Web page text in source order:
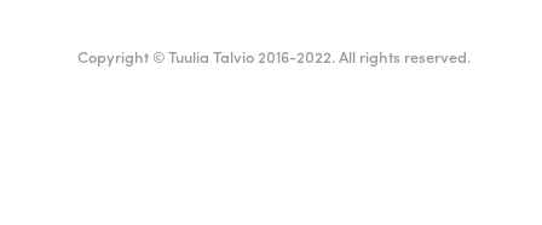
Copyright © Tuulia Talvio 2016-2022. All rights reserved.